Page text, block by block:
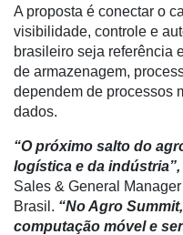
Troca
de
Cadeira
Artigos
Agricultura
de
Precisão
A proposta é conectar o
visibilidade, controle e
brasileiro seja referência
de armazenagem,
dependem de processos
dados.
“O próximo salto do
logística e da indústria”,
Sales & General
Brasil. “No Agro
computação móvel e